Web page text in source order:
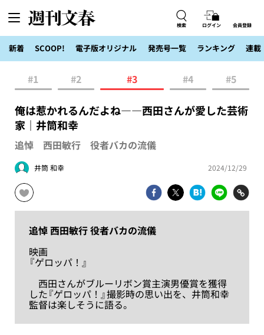
検索 ログイン 会員登録
新着 SCOOP! 電子版オリジナル 発売号一覧 ランキング 連載
#1 #2 #3 #4 #5
俺は惹かれるんだよね――西田さんが愛した芸術
家｜井筒和幸
追悼 西田敏行 役者バカの流儀
井筒 和幸 2024/12/29
追悼 西田敏行 役者バカの流儀
映画
『ゲロッパ！』
西田さんがブルーリボン賞主演男優賞を獲得
した『ゲロッパ！』撮影時の思い出を、井筒和幸
監督は楽しそうに語る。